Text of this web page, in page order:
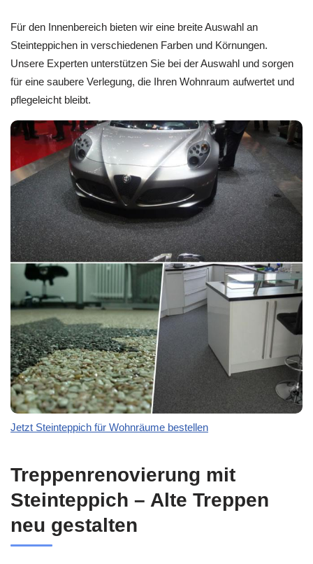
Für den Innenbereich bieten wir eine breite Auswahl an
Steinteppichen in verschiedenen Farben und Körnungen.
Unsere Experten unterstützen Sie bei der Auswahl und sorgen
für eine saubere Verlegung, die Ihren Wohnraum aufwertet und
pflegeleicht bleibt.
Jetzt Steinteppich für Wohnräume bestellen
Treppenrenovierung mit
Steinteppich – Alte Treppen
neu gestalten